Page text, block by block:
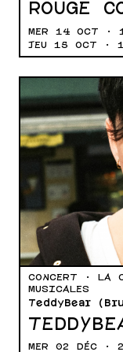
ROUGE
MER 14 OCT
JEU 15 OCT ·
CONCERT · LA
MUSICALES
TeddyBear
MER 02 DÉC ·